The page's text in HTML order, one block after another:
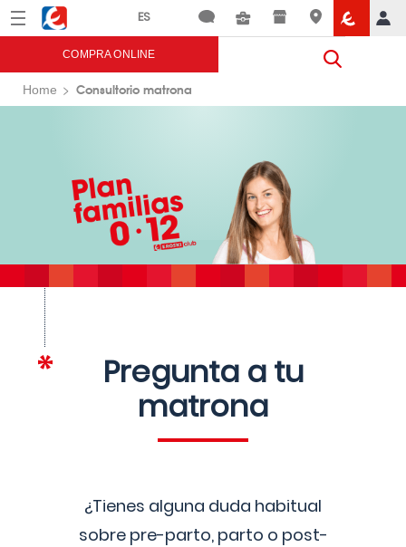
Menú Eroski
COMPRA ONLINE
Home Consultorio matrona
Pregunta a tu
matrona
¿Tienes alguna duda habitual
sobre pre-parto, parto o post-